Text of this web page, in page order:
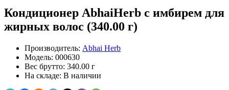
Кондиционер AbhaiHerb с имбирем для
жирных волос (340.00 г)
Производитель: Abhai Herb
Модель: 000630
Вес брутто: 340.00 г
На складе: В наличии